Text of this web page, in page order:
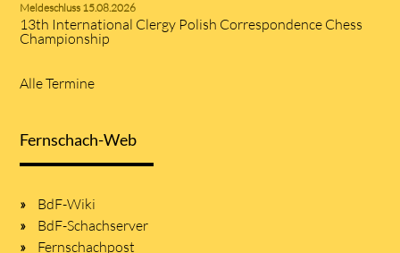
Meldeschluss 15.08.2026
13th International Clergy Polish Correspondence Chess
Championship
Alle Termine
Fernschach-Web
BdF-Wiki
BdF-Schachserver
Fernschachpost